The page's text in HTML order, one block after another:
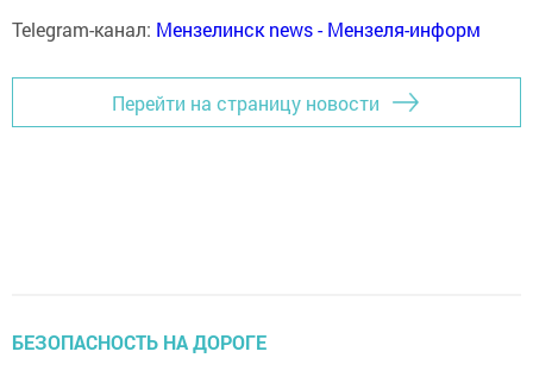
Telegram-канал: Мензелинск news - Мензеля-информ
Перейти на страницу новости
БЕЗОПАСНОСТЬ НА ДОРОГЕ